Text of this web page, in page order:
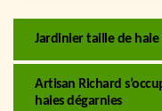
Jardinier taille de haie
Artisan Richard
haies dégarnies